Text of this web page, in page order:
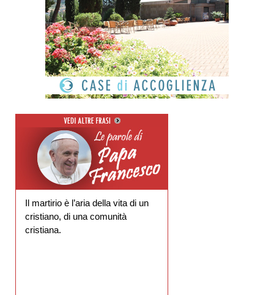
Il martirio è l’aria della vita di un
cristiano, di una comunità
cristiana.